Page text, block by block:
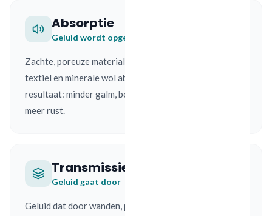
Absorptie
Geluid wordt opgenomen
Zachte, poreuze materialen zoals PETfelt panelen,
textiel en minerale wol absorberen geluidsgolven. Het
resultaat: minder galm, betere verstaanbaarheid en
meer rust.
Transmissie
Geluid gaat door
Geluid dat door wanden, plafonds of vloeren heen